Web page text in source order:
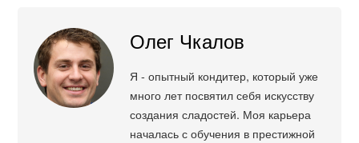
Олег Чкалов
Я - опытный кондитер, который уже
много лет посвятил себя искусству
создания сладостей. Моя карьера
началась с обучения в престижной